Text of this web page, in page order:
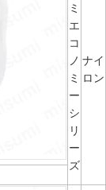
ミ
エ
コ
ノ
ミ
ー
シ
リ
ー
ズ
ナイ
ロン